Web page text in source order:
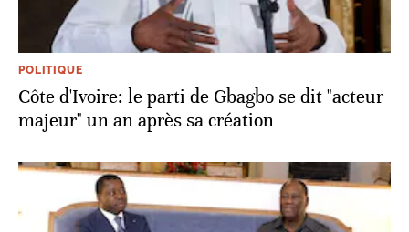
POLITIQUE
Côte d'Ivoire: le parti de Gbagbo se dit "acteur
majeur" un an après sa création